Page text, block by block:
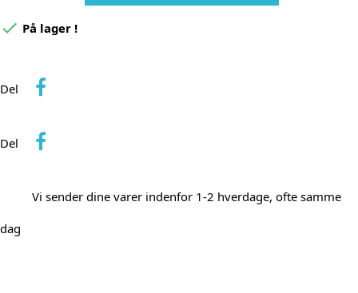
 På lager !
Del
Del
Vi sender dine varer indenfor 1-2 hverdage, ofte samme
dag